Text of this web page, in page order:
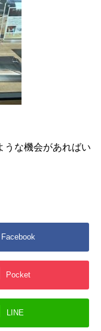
うな機会があればい
Facebook
Pocket
LINE